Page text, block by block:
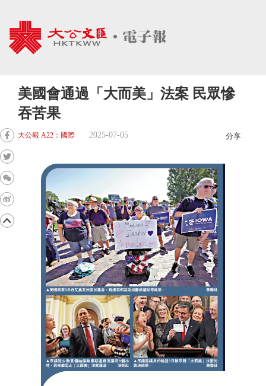
美國會通過「大而美」法案 民眾慘
吞苦果
大公報 A22：國際 2025-07-05 分享